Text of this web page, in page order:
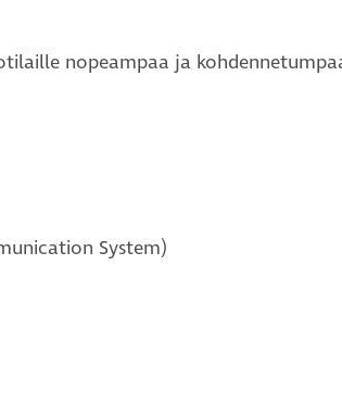
nopeampaa ja
System)